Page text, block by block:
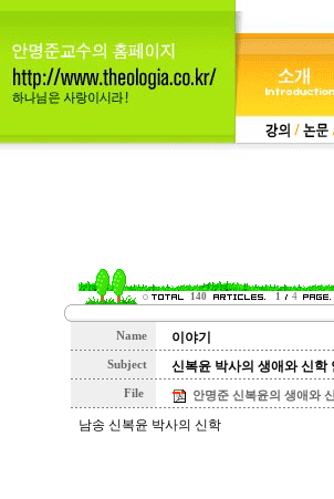
140 1 4
Name 이야기
Subject 신복윤 박사의 생애와 신학
File 안명준 신복윤의 생애와
남송 신복윤 박사의 신학